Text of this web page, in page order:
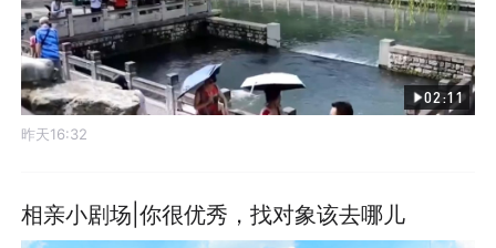
02:11
昨天16:32
相亲小剧场|你很优秀，找对象该去哪儿